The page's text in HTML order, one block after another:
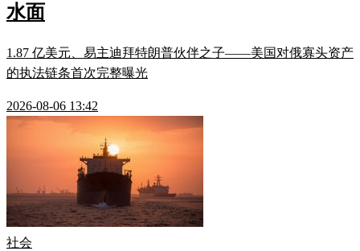
水面
1.87 亿美元、易主迪拜特朗普伙伴之子——美国对俄寡头资产
的执法链条首次完整曝光
2026-08-06 13:42
社会